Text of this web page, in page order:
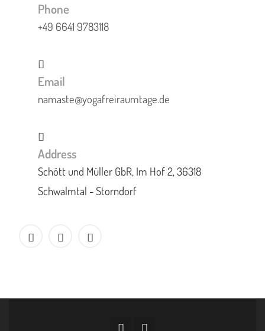
Phone
+49 6641 9783118
Email
namaste@yogafreiraumtage.de
Address
Schött und Müller GbR, Im Hof 2, 36318
Schwalmtal - Storndorf